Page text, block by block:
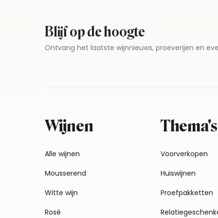
Blijf op de hoogte
Ontvang het laatste wijnnieuws, proeverijen en
Wijnen
Alle wijnen
Mousserend
Witte wijn
Rosé
Thema's
Voorverkopen
Huiswijnen
Proefpakketten